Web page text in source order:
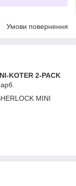
Умови повернення
KOTER 2-PACK
MINI